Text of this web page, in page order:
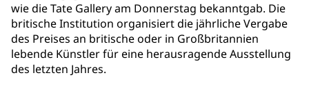
wie die Tate Gallery am Donnerstag bekanntgab. Die
britische Institution organisiert die jährliche Vergabe
des Preises an britische oder in Großbritannien
lebende Künstler für eine herausragende Ausstellung
des letzten Jahres.